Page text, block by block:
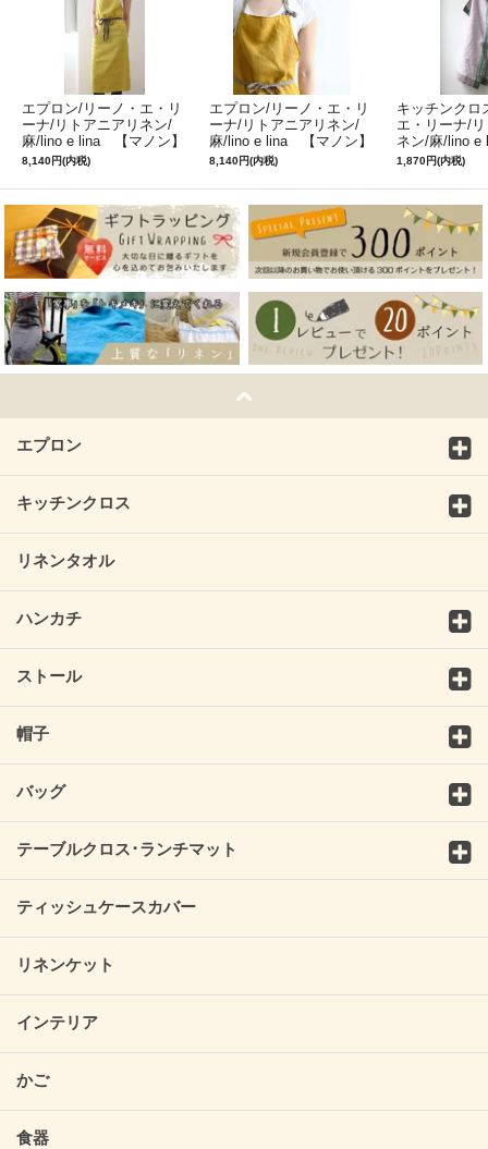
エプロン/リーノ・エ・リ
ーナ/リトアニアリネン/
麻/lino e lina 【マノン】
ミモザ
8,140円(内税)
エプロン/リーノ・エ・リ
ーナ/リトアニアリネン/
麻/lino e lina 【マノン】
サフランイエロー
8,140円(内税)
キッチンクロ
エ・リーナ/
ネン/麻/lino
ルフィ】パー
1,870円(内税)
エプロン
キッチンクロス
リネンタオル
ハンカチ
ストール
帽子
バッグ
テーブルクロス･ランチマット
ティッシュケースカバー
リネンケット
インテリア
かご
食器